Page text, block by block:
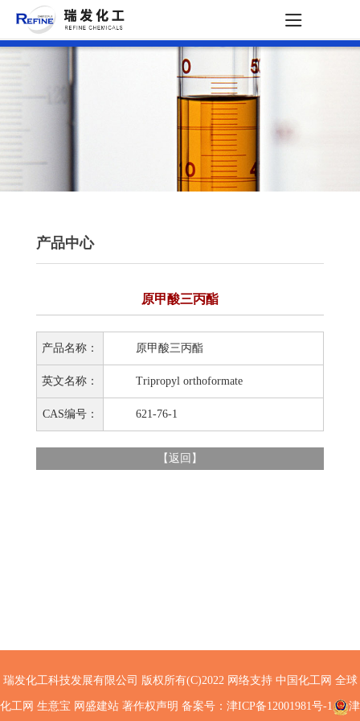
产品中心
原甲酸三丙酯
产品名称： 原甲酸三丙酯
英文名称： Tripropyl orthoformate
CAS编号： 621-76-1
【 返回 】
瑞发化工科技发展有限公司 版权所有(C)2022 网络支持 中国化工网 全球
化工网 生意宝 网盛建站 著作权声明 备案号：津ICP备12001981号-1 津